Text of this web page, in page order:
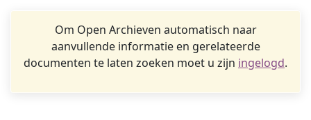
Om Open Archieven automatisch naar
aanvullende informatie en gerelateerde
documenten te laten zoeken moet u zijn ingelogd.